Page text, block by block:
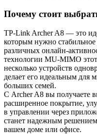
Почему стоит
TP-Link Archer A8 — это
которым нужно
различных онлайн-
технологии MU-MIMO
несколько устройств
делает его идеальным для
больших семей.
С Archer A8 вы получаете
расширенное покрытие,
в управлении через
станет надежным решением
вашем доме или офисе.